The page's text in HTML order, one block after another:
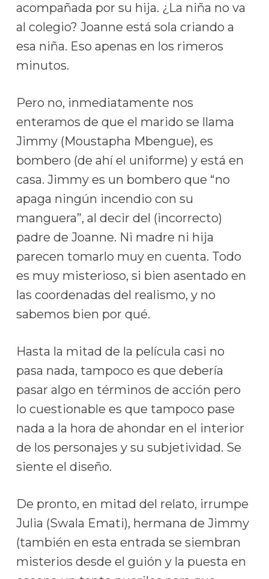
acompañada por su hija. ¿La niña no va
al colegio? Joanne está sola criando a
esa niña. Eso apenas en los rimeros
minutos.
Pero no, inmediatamente nos
enteramos de que el marido se llama
Jimmy (Moustapha Mbengue), es
bombero (de ahí el uniforme) y está en
casa. Jimmy es un bombero que “no
apaga ningún incendio con su
manguera”, al decir del (incorrecto)
padre de Joanne. Ni madre ni hija
parecen tomarlo muy en cuenta. Todo
es muy misterioso, si bien asentado en
las coordenadas del realismo, y no
sabemos bien por qué.
Hasta la mitad de la película casi no
pasa nada, tampoco es que debería
pasar algo en términos de acción pero
lo cuestionable es que tampoco pase
nada a la hora de ahondar en el interior
de los personajes y su subjetividad. Se
siente el diseño.
De pronto, en mitad del relato, irrumpe
Julia (Swala Emati), hermana de Jimmy
(también en esta entrada se siembran
misterios desde el guión y la puesta en